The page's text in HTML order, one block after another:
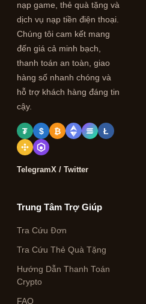
nạp game, thẻ quà tặng và
dịch vụ nạp tiền điện thoại.
Chúng tôi cam kết mang
đến giá cả minh bạch,
thanh toán an toàn, giao
hàng số nhanh chóng và
hỗ trợ khách hàng đáng tin
cậy.
₮ $ ₿ Ł
TelegramX / Twitter
Trung Tâm Trợ Giúp
Tra Cứu Đơn
Tra Cứu Thẻ Quà Tặng
Hướng Dẫn Thanh Toán
Crypto
FAQ